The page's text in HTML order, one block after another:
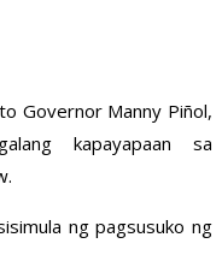
Governor Manny Piñol,
kapayapaan sa
ng pagsusuko ng